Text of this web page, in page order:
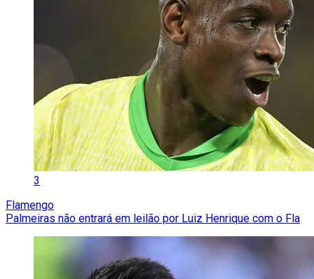
3
Flamengo
Palmeiras não entrará em leilão por Luiz Henrique com o Fla